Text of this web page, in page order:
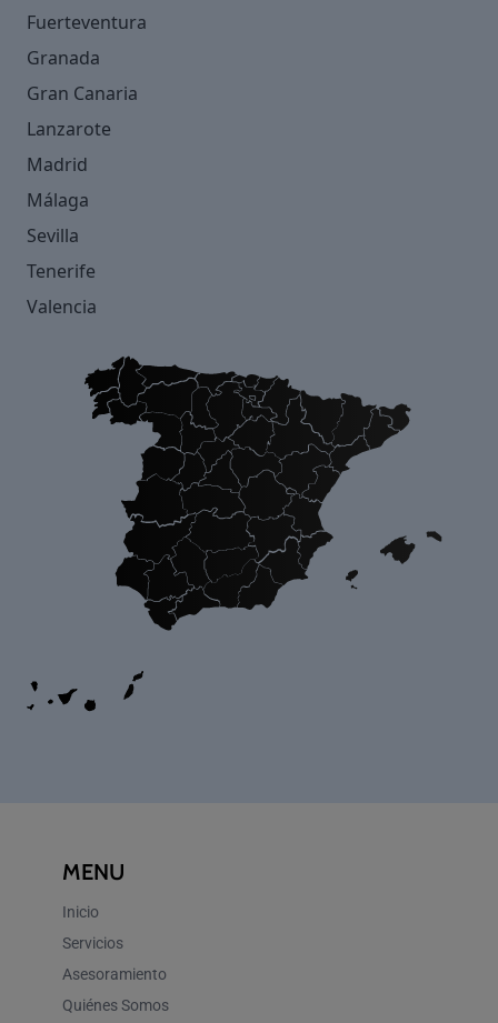
Fuerteventura
Granada
Gran Canaria
Lanzarote
Madrid
Málaga
Sevilla
Tenerife
Valencia
MENU
Inicio
Servicios
Asesoramiento
Quiénes Somos